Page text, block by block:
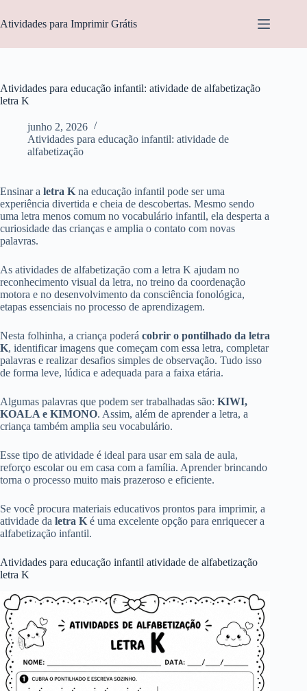
para
o
Atividades para Imprimir Grátis
Atividades para educação infantil: atividade de alfabetização
letra K
junho 2, 2026
Atividades para educação infantil: atividade de
alfabetização
Ensinar a letra K na educação infantil pode ser uma
experiência divertida e cheia de descobertas. Mesmo sendo
uma letra menos comum no vocabulário infantil, ela desperta a
curiosidade das crianças e amplia o contato com novas
palavras.
As atividades de alfabetização com a letra K ajudam no
reconhecimento visual da letra, no treino da coordenação
motora e no desenvolvimento da consciência fonológica,
etapas essenciais no processo de aprendizagem.
Nesta folhinha, a criança poderá cobrir o pontilhado da letra
K, identificar imagens que começam com essa letra, completar
palavras e realizar desafios simples de observação. Tudo isso
de forma leve, lúdica e adequada para a faixa etária.
Algumas palavras que podem ser trabalhadas são: KIWI,
KOALA e KIMONO. Assim, além de aprender a letra, a
criança também amplia seu vocabulário.
Esse tipo de atividade é ideal para usar em sala de aula,
reforço escolar ou em casa com a família. Aprender brincando
torna o processo muito mais prazeroso e eficiente.
Se você procura materiais educativos prontos para imprimir, a
atividade da letra K é uma excelente opção para enriquecer a
alfabetização infantil.
Atividades para educação infantil atividade de alfabetização
letra K